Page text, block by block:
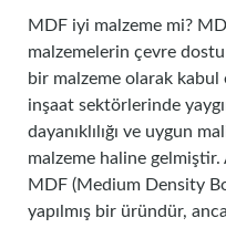
MDF iyi malzeme mi?
malzemelerin çevre
bir malzeme olarak
inşaat sektörlerinde
dayanıklılığı ve uygun
malzeme haline
MDF (Medium Density
yapılmış bir üründür,